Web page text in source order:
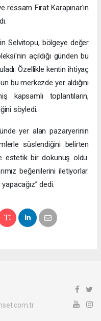
ressam Fırat Karapınar'ın
Selvitopu, bölgeye değer
açıldığı günden bu
Özellikle kentin ihtiyaç
bu merkezde yer aldığını
kapsamlı toplantıların,
söyledi.
yer alan pazaryerinin
süslendiğini belirten
estetik bir dokunuş oldu.
beğenilerini iletiyorlar.
dedi.